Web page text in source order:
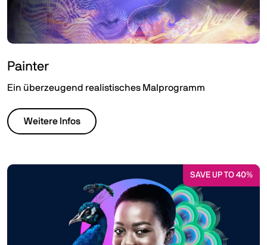
Painter
Ein überzeugend realistisches Malprogramm
Weitere Infos
SAVE UP TO 40%